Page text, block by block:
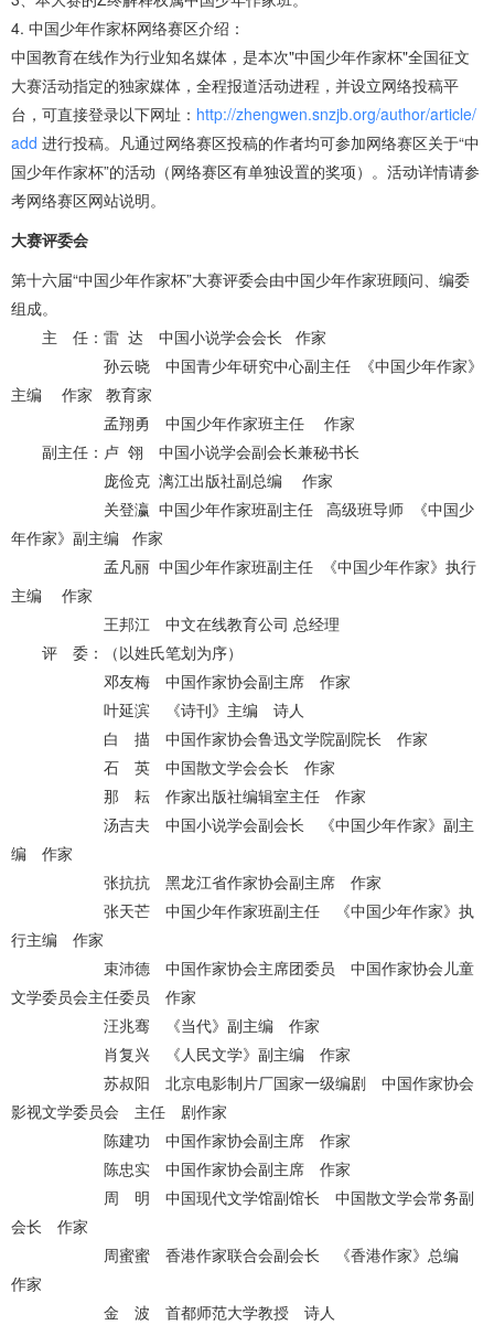
4. 中国少年作家杯网络赛区介绍：
中国教育在线作为行业知名媒体，是本次"中国少年作家杯"全国征文
大赛活动指定的独家媒体，全程报道活动进程，并设立网络投稿平
台，可直接登录以下网址： http://zhengwen.snzjb.org/author/article/
add 进行投稿。凡通过网络赛区投稿的作者均可参加网络赛区关于“中
国少年作家杯”的活动（网络赛区有单独设置的奖项）。活动详情请参
考网络赛区网站说明。
大赛评委会
第十六届“中国少年作家杯”大赛评委会由中国少年作家班顾问、编委
组成。
主 任：雷 达 中国小说学会会长 作家
孙云晓 中国青少年研究中心副主任 《中国少年作家》
主编 作家 教育家
孟翔勇 中国少年作家班主任 作家
副主任：卢 翎 中国小说学会副会长兼秘书长
庞俭克 漓江出版社副总编 作家
关登瀛 中国少年作家班副主任 高级班导师 《中国少
年作家》副主编 作家
孟凡丽 中国少年作家班副主任 《中国少年作家》执行
主编 作家
王邦江 中文在线教育公司 总经理
评 委：（以姓氏笔划为序）
邓友梅 中国作家协会副主席 作家
叶延滨 《诗刊》主编 诗人
白 描 中国作家协会鲁迅文学院副院长 作家
石 英 中国散文学会会长 作家
那 耘 作家出版社编辑室主任 作家
汤吉夫 中国小说学会副会长 《中国少年作家》副主
编 作家
张抗抗 黑龙江省作家协会副主席 作家
张天芒 中国少年作家班副主任 《中国少年作家》执
行主编 作家
束沛德 中国作家协会主席团委员 中国作家协会儿童
文学委员会主任委员 作家
汪兆骞 《当代》副主编 作家
肖复兴 《人民文学》副主编 作家
苏叔阳 北京电影制片厂国家一级编剧 中国作家协会
影视文学委员会 主任 剧作家
陈建功 中国作家协会副主席 作家
陈忠实 中国作家协会副主席 作家
周 明 中国现代文学馆副馆长 中国散文学会常务副
会长 作家
周蜜蜜 香港作家联合会副会长 《香港作家》总编
作家
金 波 首都师范大学教授 诗人